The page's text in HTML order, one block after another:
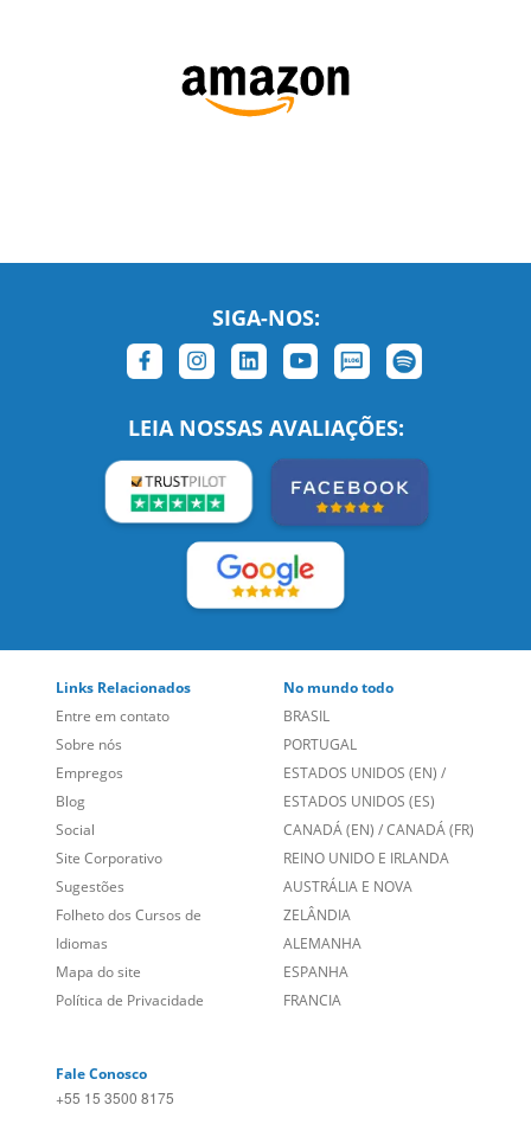
SIGA-NOS:
LEIA NOSSAS AVALIAÇÕES:
Links Relacionados
Entre em contato
Sobre nós
Empregos
Blog
Social
Site Corporativo
Sugestões
Folheto dos Cursos de
Idiomas
Mapa do site
Política de Privacidade
No mundo todo
BRASIL
PORTUGAL
ESTADOS UNIDOS (EN) /
ESTADOS UNIDOS (ES)
CANADÁ (EN) /CANADÁ (FR)
REINO UNIDO E IRLANDA
AUSTRÁLIA E NOVA
ZELÂNDIA
ALEMANHA
ESPANHA
FRANCIA
Fale Conosco
+55 15 3500 8175